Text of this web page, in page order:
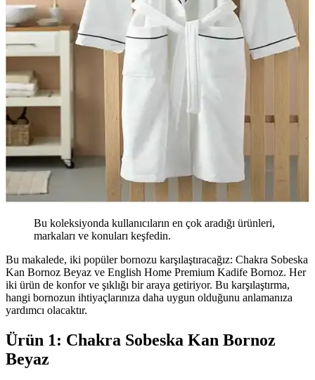
Bu koleksiyonda kullanıcıların en çok aradığı ürünleri,
markaları ve konuları keşfedin.
Bu makalede, iki popüler bornozu karşılaştıracağız: Chakra Sobeska
Kan Bornoz Beyaz ve English Home Premium Kadife Bornoz. Her
iki ürün de konfor ve şıklığı bir araya getiriyor. Bu karşılaştırma,
hangi bornozun ihtiyaçlarınıza daha uygun olduğunu anlamanıza
yardımcı olacaktır.
Ürün 1: Chakra Sobeska Kan Bornoz
Beyaz